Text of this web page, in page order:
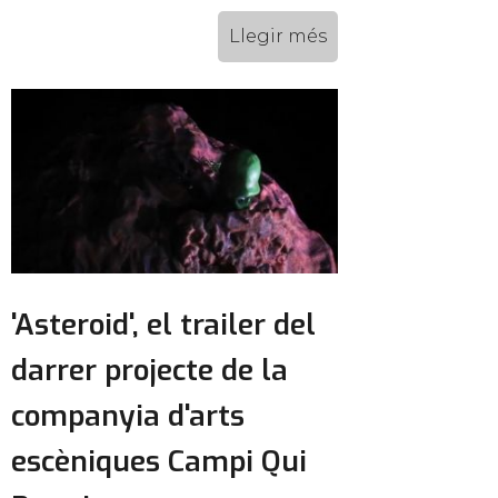
Llegir més
'Asteroid', el trailer del
darrer projecte de la
companyia d'arts
escèniques Campi Qui